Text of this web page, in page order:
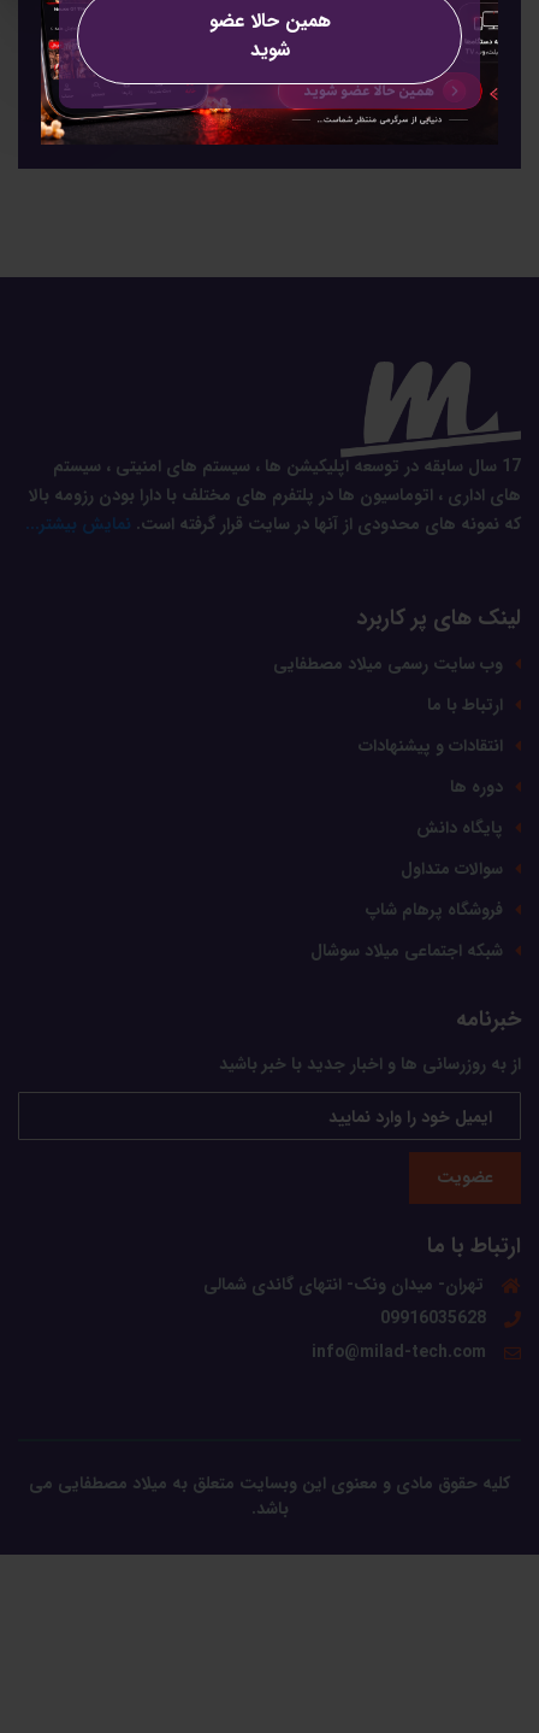
همین حالا عضو
شوید
17 سال سابقه در توسعه اپلیکیشن ها ، سیستم های امنیتی ، سیستم
های اداری ، اتوماسیون ها در پلتفرم های مختلف با دارا بودن رزومه بالا
که نمونه های محدودی از آنها در سایت قرار گرفته است. نمایش بیشتر...
لینک های پر کاربرد
وب سایت رسمی میلاد مصطفایی
ارتباط با ما
انتقادات و پیشنهادات
دوره ها
پایگاه دانش
سوالات متداول
فروشگاه پرهام شاپ
شبکه اجتماعی میلاد سوشال
خبرنامه
از به روزرسانی ها و اخبار جدید با خبر باشید
عضویت
ارتباط با ما
تهران- میدان ونک- انتهای گاندی شمالی
09916035628
info@milad-tech.com
کلیه حقوق مادی و معنوی این وبسایت متعلق به میلاد مصطفایی می
باشد.